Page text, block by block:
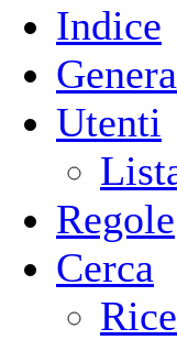
Indice
Utenti
Regole
Cerca